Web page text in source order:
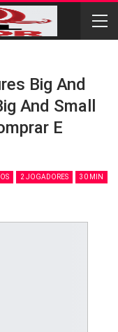
Big And
And Small
E
2 JOGADORES 30 MIN